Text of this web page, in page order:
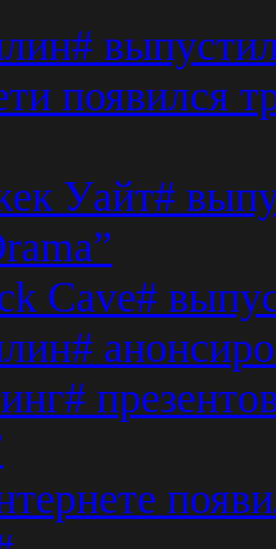
появился
Уайт#
Cave#